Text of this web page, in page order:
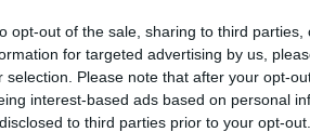
opt-out of the sale, sharing to third
for targeted advertising by us,
selection. Please note that after your opt-
interest-based ads based on personal
to third parties prior to your opt-